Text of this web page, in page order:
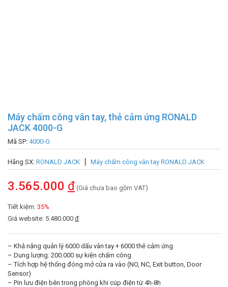
Máy chấm công vân tay, thẻ cảm ứng RONALD
JACK 4000-G
Mã SP: 4000-G
Hãng SX: RONALD JACK Máy chấm công vân tay RONALD JACK
3.565.000 đ (Giá chưa bao gồm VAT)
Tiết kiệm: 35%
Giá website: 5.480.000 đ
– Khả năng quản lý 6000 dấu vân tay + 6000 thẻ cảm ứng
– Dung lượng: 200.000 sự kiện chấm công
– Tích hợp hệ thống đóng mở cửa ra vào (NO, NC, Exit button, Door
Sensor)
– Pin lưu điện bên trong phòng khi cúp điện từ 4h-8h